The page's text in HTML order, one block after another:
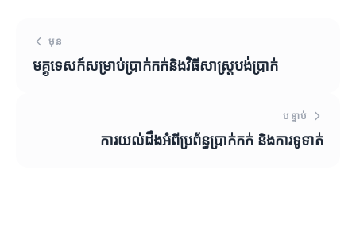
មុន
មគ្គុទេសក៍សម្រាប់ប្រាក់កក់និងវិធីសាស្រ្តបង់ប្រាក់
បន្ទាប់
ការយល់ដឹងអំពីប្រព័ន្ធប្រាក់កក់ និងការទូទាត់